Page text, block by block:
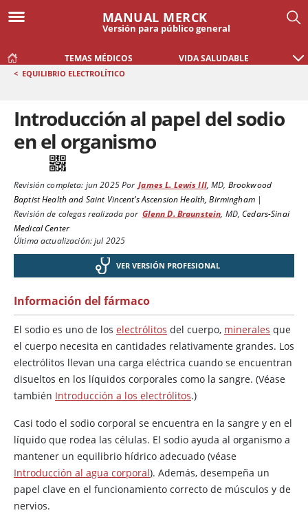
MANUAL MERCK
Versión para público general
TEMAS MÉDICOS VIDA SALUDABLE
< EQUILIBRIO ELECTROLÍTICO
Introducción al papel del sodio
en el organismo
Revisión completa: jun 2025Por James L. Lewis III,MD, Brookwood
Baptist Health and Saint Vincent’s Ascension Health, Birmingham|
Revisión de colegas realizada por Glenn D. Braunstein, MD,Cedars-Sinai
Medical Center
Última actualización: jul 2025
VER VERSIÓN PROFESIONAL
Información del fármaco
El sodio es uno de los electrólitos del cuerpo, minerales que
el cuerpo necesita en cantidades relativamente grandes. Los
electrólitos llevan una carga eléctrica cuando se encuentran
disueltos en los líquidos corporales como la sangre. (Véase
también Introducción a los electrólitos.)
Casi todo el sodio corporal se encuentra en la sangre y en el
líquido que rodea las células. El sodio ayuda al organismo a
mantener un equilibrio hídrico adecuado (véase
Introducción al agua corporal). Además, desempeña un
papel clave en el funcionamiento correcto de músculos y de
nervios.